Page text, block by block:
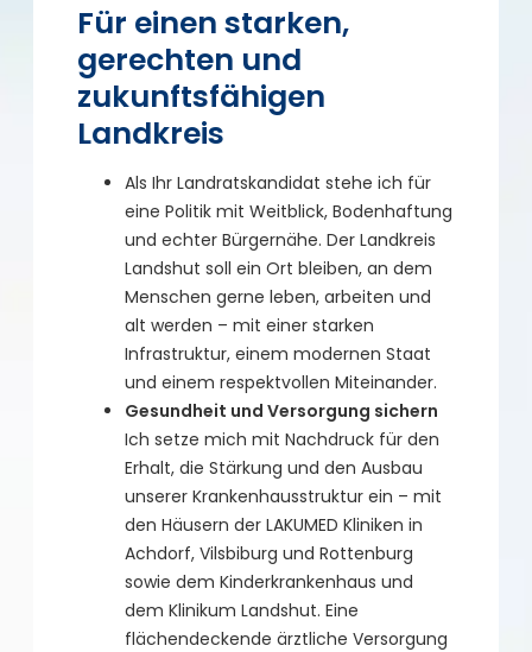
Für einen starken,
gerechten und
zukunftsfähigen
Landkreis
Als Ihr Landratskandidat stehe ich für
eine Politik mit Weitblick, Bodenhaftung
und echter Bürgernähe. Der Landkreis
Landshut soll ein Ort bleiben, an dem
Menschen gerne leben, arbeiten und
alt werden – mit einer starken
Infrastruktur, einem modernen Staat
und einem respektvollen Miteinander.
Gesundheit und Versorgung sichern
Ich setze mich mit Nachdruck für den
Erhalt, die Stärkung und den Ausbau
unserer Krankenhausstruktur ein – mit
den Häusern der LAKUMED Kliniken in
Achdorf, Vilsbiburg und Rottenburg
sowie dem Kinderkrankenhaus und
dem Klinikum Landshut. Eine
flächendeckende ärztliche Versorgung